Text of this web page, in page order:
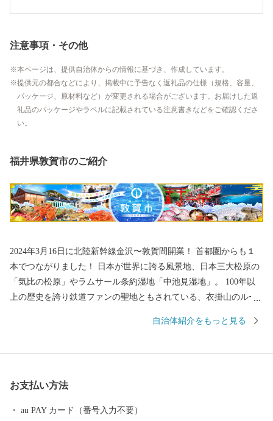
注意事項・その他
本ページは、提供自治体からの情報に基づき、作成しています。
提供元の都合などにより、掲載中に予告なく返礼品の仕様（規格、容量、
パッケージ、原材料など）が変更される場合がございます。お届けした返
礼品のパッケージやラベルに記載されている注意書きなどをご確認くださ
い。
福井県敦賀市のご紹介
2024年3月16日に北陸新幹線金沢〜敦賀間開業！ 首都圏からも１
本でつながりました！ 日本が世界に誇る風景地、日本三大松原の
「気比の松原」やラムサール条約湿地「中池見湿地」。 100年以
上の歴史を誇り鉄道ファンの聖地ともされている、衣掛山のルー
賀ふぐ」等豊富な海の幸。 日本最北限、甘さが自慢の「東浦みか
サイトできました。 詳しくは、下記ページをご覧ください。 http
s://kuras-tsuruga.jp/ （上記URLをコピー＆ペーストしアドレスバー
自治体紹介をもっと見る
お支払い方法
au PAY カード（番号入力不要）